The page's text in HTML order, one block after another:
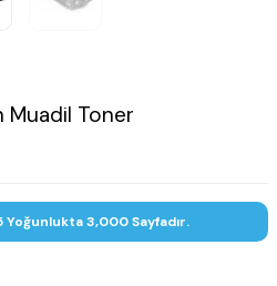
Muadil Toner
Yoğunlukta 3,000 Sayfadır.